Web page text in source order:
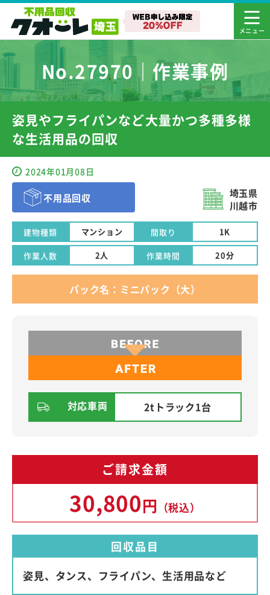
No.27970｜作業事例
姿見やフライパンなど大量かつ多種多様
な生活用品の回収
2024年01月08日
不用品回収
埼玉県
川越市
建物種類 マンション 間取り 1K
作業人数 2人 作業時間 20分
パック名：ミニパック（大）
対応車両 2tトラック1台
ご請求金額
30,800円 （税込）
回収品目
姿見、タンス、フライパン、生活用品など